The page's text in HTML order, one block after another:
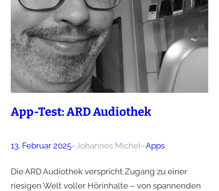
App-Test: ARD Audiothek
13. Februar 2025–Johannes Michel–Apps
Die ARD Audiothek verspricht Zugang zu einer
riesigen Welt voller Hörinhalte – von spannenden